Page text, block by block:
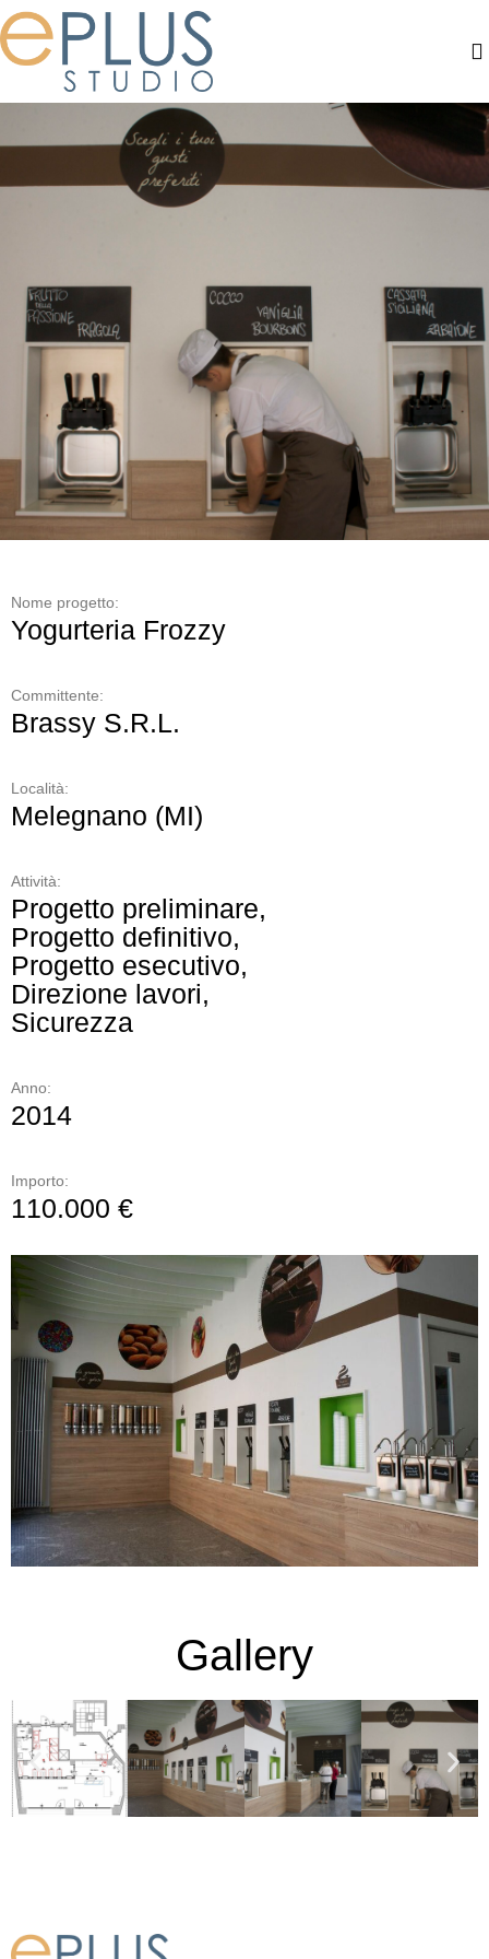
Nome progetto:
Yogurteria Frozzy
Committente:
Brassy S.R.L.
Località:
Melegnano (MI)
Attività:
Progetto preliminare,
Progetto definitivo,
Progetto esecutivo,
Direzione lavori,
Sicurezza
Anno:
2014
Importo:
110.000 €
Gallery